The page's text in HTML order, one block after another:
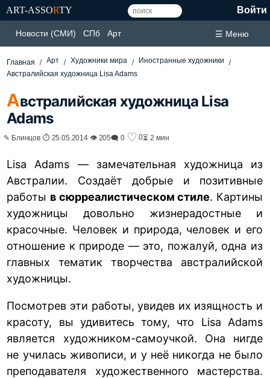
ART-ASSORTY Войти
Новости (СМИ) СПб Арт ☰ Меню
Главная Арт Художники мира
Иностранные художники
Австралийская художница Lisa Adams
Австралийская художница Lisa
Adams
✎ Блинцов ⏱ 25.05.2014 👁 205🗨 0 ♡ 0⏳ 2 мин
Lisa Adams — замечательная художница из
Австралии. Создаёт добрые и позитивные
работы в сюрреалистическом стиле. Картины
художницы довольно жизнерадостные и
красочные. Человек и природа, человек и его
отношение к природе — это, пожалуй, одна из
главных тематик творчества австралийской
художницы.
Посмотрев эти работы, увидев их изящность и
красоту, вы удивитесь тому, что Lisa Adams
является художником-самоучкой. Она нигде
не училась живописи, и у неё никогда не было
преподавателя художественного мастерства.